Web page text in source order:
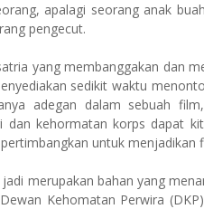
apalagi seorang anak
pengecut.
yang membanggakan dan
sedikit waktu
adegan dalam sebuah
dan kehormatan korps dapat
untuk
merupakan bahan yang
Kehomatan Perwira